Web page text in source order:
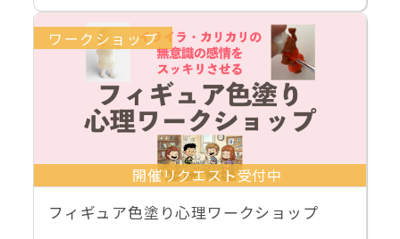
ワークショップ
開催リクエスト受付中
フィギュア色塗り心理ワークショップ